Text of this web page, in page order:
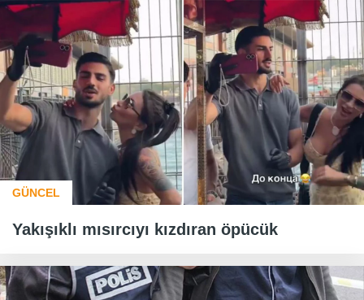
GÜNCEL
Yakışıklı mısırcıyı kızdıran öpücük